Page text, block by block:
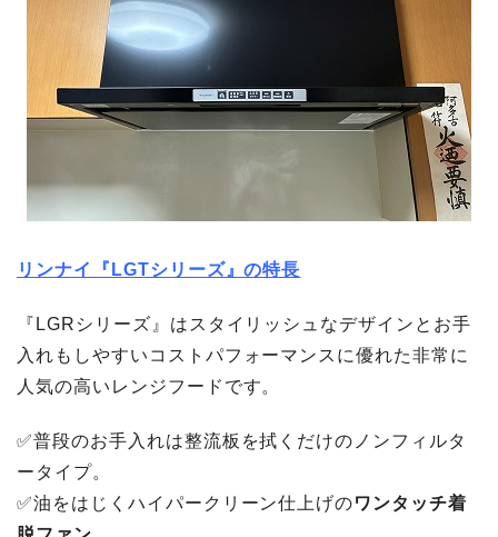
リンナイ『LGTシリーズ』の特長
『LGRシリーズ』はスタイリッシュなデザインとお手
入れもしやすいコストパフォーマンスに優れた非常に
人気の高いレンジフードです。
✅普段のお手入れは整流板を拭くだけのノンフィルタ
ータイプ。
✅油をはじくハイパークリーン仕上げのワンタッチ着